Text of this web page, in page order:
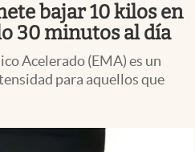
bajar 10 kilos en
30 minutos al día
Acelerado (EMA) es un
para aquellos que